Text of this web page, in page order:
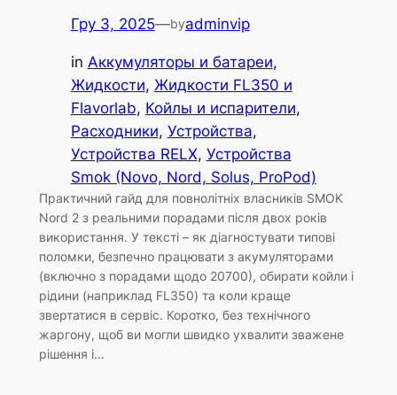
Гру 3, 2025—byadminvip
in Аккумуляторы и батареи
Жидкости, Жидкости FL350 и
Flavorlab, Койлы и испарители
Расходники, Устройства
Устройства RELX, Устройства
Smok (Novo, Nord, Solus, ProPod)
Практичний гайд для повнолітніх власників SMOK
Nord 2 з реальними порадами після двох років
використання. У тексті – як діагностувати типові
поломки, безпечно працювати з акумуляторами
(включно з порадами щодо 20700), обирати койли і
рідини (наприклад FL350) та коли краще
звертатися в сервіс. Коротко, без технічного
жаргону, щоб ви могли швидко ухвалити зважене
рішення і…